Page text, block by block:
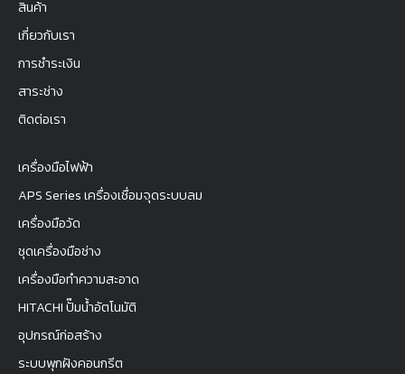
สินค้า
เกี่ยวกับเรา
การชำระเงิน
สาระช่าง
ติดต่อเรา
เครื่องมือไฟฟ้า
APS Series เครื่องเชื่อมจุดระบบลม
เครื่องมือวัด
ชุดเครื่องมือช่าง
เครื่องมือทำความสะอาด
HITACHI ปั๊มน้ำอัตโนมัติ
อุปกรณ์ก่อสร้าง
ระบบพุกฝังคอนกรีต